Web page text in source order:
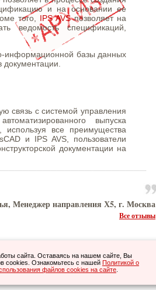
и на основании ее
того, IPS AVSпозволяет на
ведомость спецификаций,
информационной базы данных
связь с системой управления
выпуска
все преимущества
и IPS AVS, пользователи
документации на
Менеджер направления Х5, г. Москва
Все отзывы
сайта. Оставаясь на нашем сайте, Вы
cookies. Ознакомьтесь с нашей Политикой о
файлов cookies на сайте
ПО Вы можете ознакомитьсяздесь.
20-40, (812)615-81-20.